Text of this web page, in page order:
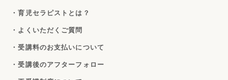
・育児セラピストとは？
・よくいただくご質問
・受講料のお支払いについて
・受講後のアフターフォロー